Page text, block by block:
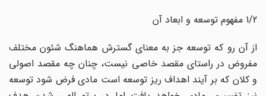
1/2 مفهوم توسعه و ابعاد آن
از آن رو که توسعه جز به معنای گسترش هماهنگ شئون مختلف
مفروض در راستای مقصد خاصی نیست، چنان چه مقصد اصولی
و کلان که بر آیند اهداف ریز توسعه است مادی فرض شود توسعه